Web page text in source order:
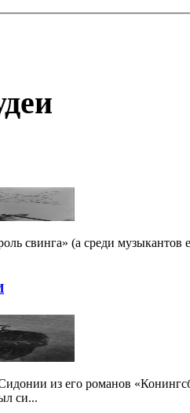
свинга» (а среди
из его романов
си...